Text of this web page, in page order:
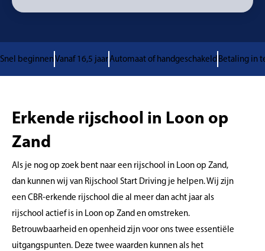
Snel beginnenVanaf 16,5 jaarAutomaat of handgeschakeldBetaling in
Erkende rijschool in Loon op
Zand
Als je nog op zoek bent naar een rijschool in Loon op Zand,
dan kunnen wij van Rijschool Start Driving je helpen. Wij zijn
een CBR-erkende rijschool die al meer dan acht jaar als
rijschool actief is in Loon op Zand en omstreken.
Betrouwbaarheid en openheid zijn voor ons twee essentiële
uitgangspunten. Deze twee waarden kunnen als het